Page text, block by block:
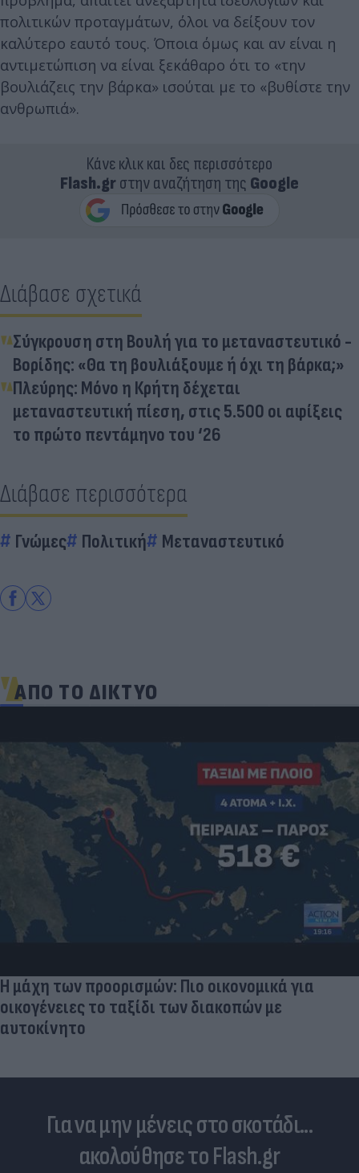
πολιτικών προταγμάτων, όλοι να δείξουν τον
καλύτερο εαυτό τους. Όποια όμως και αν είναι η
αντιμετώπιση να είναι ξεκάθαρο ότι το «την
βουλιάζεις την βάρκα» ισούται με το «βυθίστε την
ανθρωπιά».
Κάνε κλικ και δες περισσότερο
Flash.grστην αναζήτηση της Google
Διάβασε σχετικά
Σύγκρουση στη Βουλή για το μεταναστευτικό -
Βορίδης: «Θα τη βουλιάξουμε ή όχι τη βάρκα;»
Πλεύρης: Μόνο η Κρήτη δέχεται
μεταναστευτική πίεση, στις 5.500 οι αφίξεις
το πρώτο πεντάμηνο του ‘26
Διάβασε περισσότερα
Γνώμες Πολιτική Μεταναστευτικό
ΑΠΟ ΤΟ ΔΙΚΤΥΟ
Η μάχη των προορισμών: Πιο οικονομικά για
οικογένειες το ταξίδι των διακοπών με
αυτοκίνητο
Για να μην μένεις στο σκοτάδι...
ακολούθησε το Flash.gr